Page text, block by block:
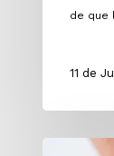
de que
11 de